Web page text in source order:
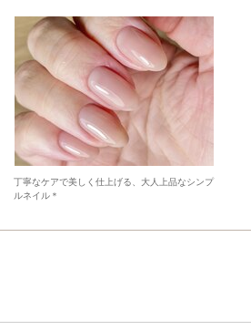
丁寧なケアで美しく仕上げる、大人上品なシンプ
ルネイル＊